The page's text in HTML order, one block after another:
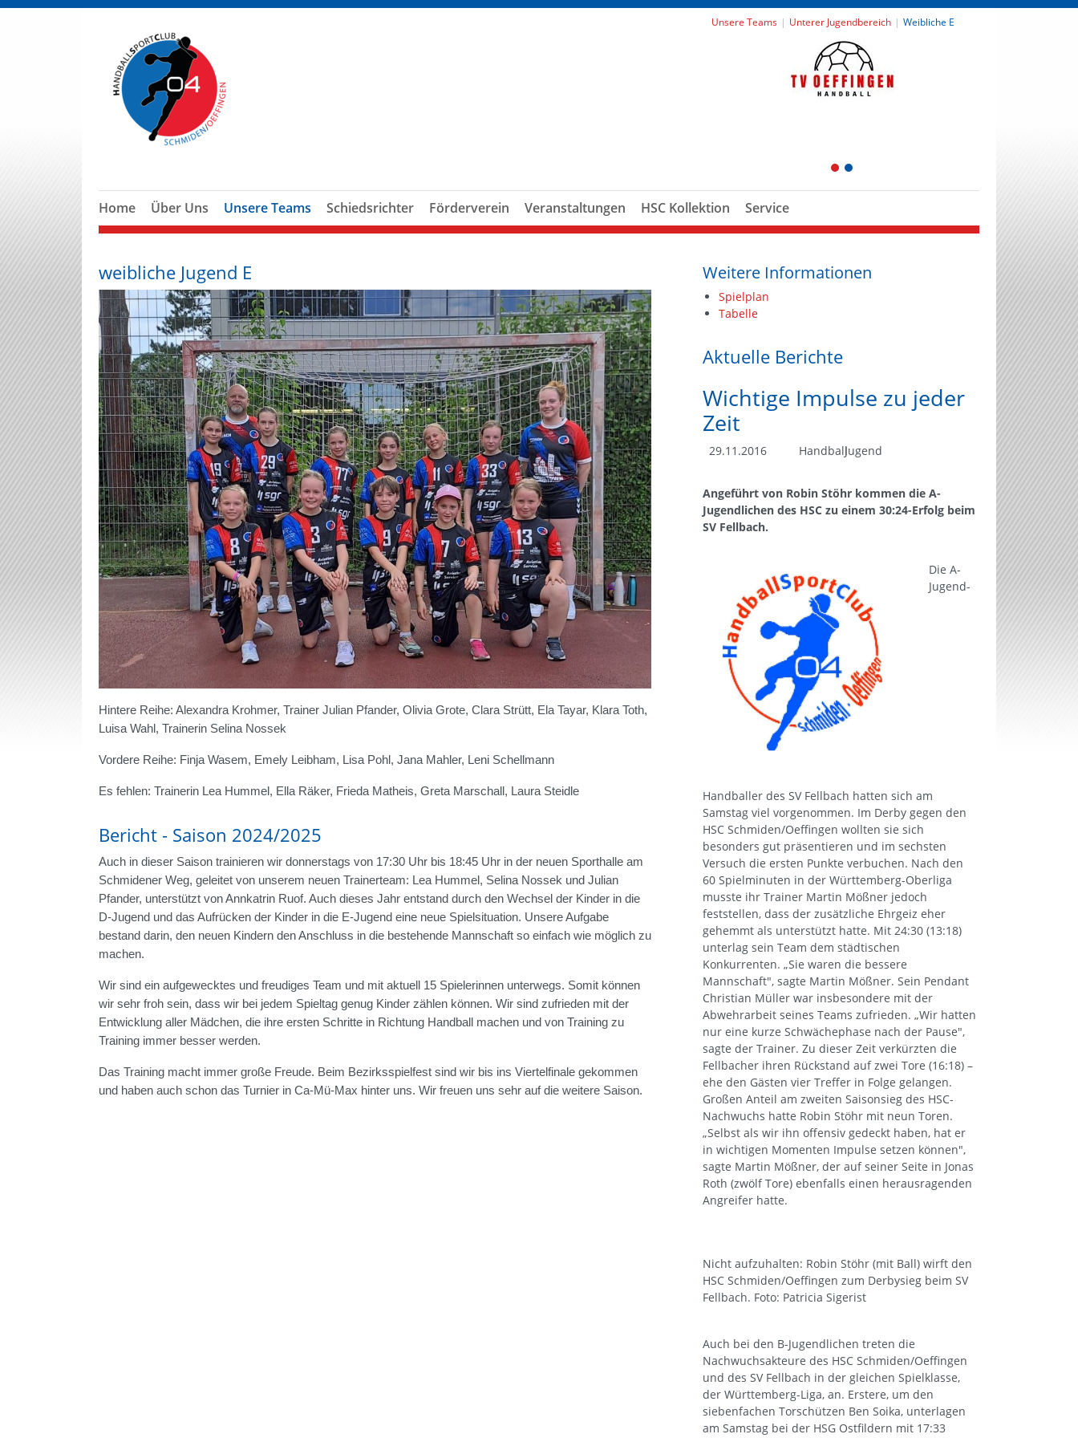
Unsere Teams Unterer Jugendbereich Weibliche E
1 2
Home Über Uns Unsere Teams Schiedsrichter Förderverein Veranstaltungen HSC Kollektion Service
weibliche Jugend E
Hintere Reihe: Alexandra Krohmer, Trainer Julian Pfander, Olivia Grote, Clara Strütt, Ela Tayar, Klara Toth,
Luisa Wahl, Trainerin Selina Nossek
Vordere Reihe: Finja Wasem, Emely Leibham, Lisa Pohl, Jana Mahler, Leni Schellmann
Es fehlen: Trainerin Lea Hummel, Ella Räker, Frieda Matheis, Greta Marschall, Laura Steidle
Bericht - Saison 2024/2025
Auch in dieser Saison trainieren wir donnerstags von 17:30 Uhr bis 18:45 Uhr in der neuen Sporthalle am
Schmidener Weg, geleitet von unserem neuen Trainerteam: Lea Hummel, Selina Nossek und Julian
Pfander, unterstützt von Annkatrin Ruof. Auch dieses Jahr entstand durch den Wechsel der Kinder in die
D-Jugend und das Aufrücken der Kinder in die E-Jugend eine neue Spielsituation. Unsere Aufgabe
bestand darin, den neuen Kindern den Anschluss in die bestehende Mannschaft so einfach wie möglich zu
machen.
Wir sind ein aufgewecktes und freudiges Team und mit aktuell 15 Spielerinnen unterwegs. Somit können
wir sehr froh sein, dass wir bei jedem Spieltag genug Kinder zählen können. Wir sind zufrieden mit der
Entwicklung aller Mädchen, die ihre ersten Schritte in Richtung Handball machen und von Training zu
Training immer besser werden.
Das Training macht immer große Freude. Beim Bezirksspielfest sind wir bis ins Viertelfinale gekommen
und haben auch schon das Turnier in Ca-Mü-Max hinter uns. Wir freuen uns sehr auf die weitere Saison.
Weitere Informationen
Spielplan
Tabelle
Aktuelle Berichte
Wichtige Impulse zu jeder
Zeit
29.11.2016 HandballJugend
Angeführt von Robin Stöhr kommen die A-
Jugendlichen des HSC zu einem 30:24-Erfolg beim
SV Fellbach.
Die A-
Jugend-
Handballer des SV Fellbach hatten sich am
Samstag viel vorgenommen. Im Derby gegen den
HSC Schmiden/Oeffingen wollten sie sich
besonders gut präsentieren und im sechsten
Versuch die ersten Punkte verbuchen. Nach den
60 Spielminuten in der Württemberg-Oberliga
musste ihr Trainer Martin Mößner jedoch
feststellen, dass der zusätzliche Ehrgeiz eher
gehemmt als unterstützt hatte. Mit 24:30 (13:18)
unterlag sein Team dem städtischen
Konkurrenten. „Sie waren die bessere
Mannschaft", sagte Martin Mößner. Sein Pendant
Christian Müller war insbesondere mit der
Abwehrarbeit seines Teams zufrieden. „Wir hatten
nur eine kurze Schwächephase nach der Pause",
sagte der Trainer. Zu dieser Zeit verkürzten die
Fellbacher ihren Rückstand auf zwei Tore (16:18) –
ehe den Gästen vier Treffer in Folge gelangen.
Großen Anteil am zweiten Saisonsieg des HSC-
Nachwuchs hatte Robin Stöhr mit neun Toren.
„Selbst als wir ihn offensiv gedeckt haben, hat er
in wichtigen Momenten Impulse setzen können",
sagte Martin Mößner, der auf seiner Seite in Jonas
Roth (zwölf Tore) ebenfalls einen herausragenden
Angreifer hatte.
Nicht aufzuhalten: Robin Stöhr (mit Ball) wirft den
HSC Schmiden/Oeffingen zum Derbysieg beim SV
Fellbach. Foto: Patricia Sigerist
Auch bei den B-Jugendlichen treten die
Nachwuchsakteure des HSC Schmiden/Oeffingen
und des SV Fellbach in der gleichen Spielklasse,
der Württemberg-Liga, an. Erstere, um den
siebenfachen Torschützen Ben Soika, unterlagen
am Samstag bei der HSG Ostfildern mit 17:33